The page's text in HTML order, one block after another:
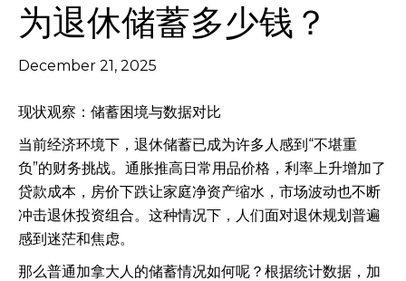
为退休储蓄多少钱？
December 21, 2025
现状观察：储蓄困境与数据对比
当前经济环境下，退休储蓄已成为许多人感到“不堪重
负”的财务挑战。通胀推高日常用品价格，利率上升增加了
贷款成本，房价下跌让家庭净资产缩水，市场波动也不断
冲击退休投资组合。这种情况下，人们面对退休规划普遍
感到迷茫和焦虑。
那么普通加拿大人的储蓄情况如何呢？根据统计数据，加